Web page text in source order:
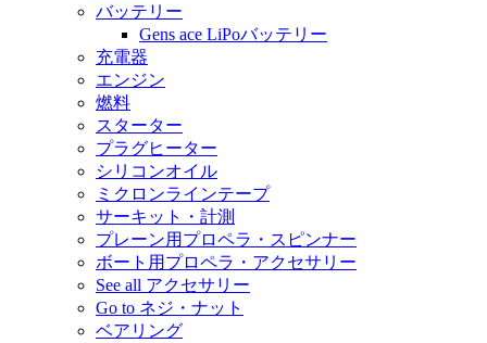
バッテリー
Gens ace LiPoバッテリー
充電器
エンジン
燃料
スターター
プラグヒーター
シリコンオイル
ミクロンラインテープ
サーキット・計測
プレーン用プロペラ・スピンナー
ボート用プロペラ・アクセサリー
See all アクセサリー
Go to ネジ・ナット
ベアリング